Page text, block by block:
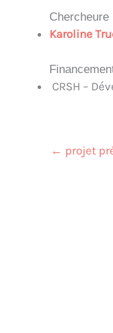
Chercheure
Karoline
CRSH –
← projet